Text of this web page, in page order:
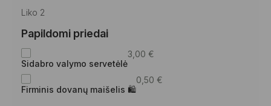
Liko 2
Papildomi priedai
Sidabro valymo servetėlė
3,00 €
Firminis dovanų maišelis 🛍
0,50 €